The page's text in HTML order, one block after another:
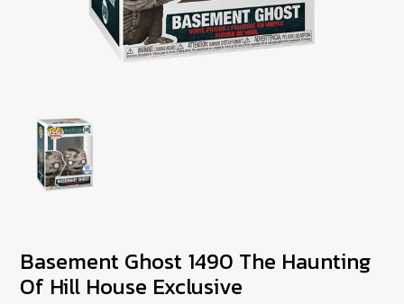
Basement Ghost 1490 The Haunting
Of Hill House Exclusive